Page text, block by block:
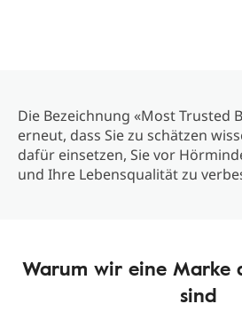
Die Bezeichnung «Most Trusted
erneut, dass Sie zu schätzen
dafür einsetzen, Sie vor
und Ihre Lebensqualität zu
Warum wir eine Marke
sind